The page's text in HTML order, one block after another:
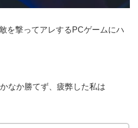
を撃ってアレするPCゲームにハ
なか勝てず、疲弊した私は